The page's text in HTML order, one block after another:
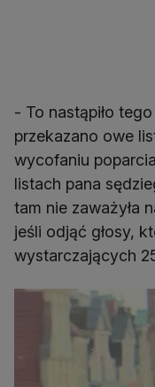
- To nastąpiło
przekazano owe
wycofaniu
listach pana
tam nie zaważyła
jeśli odjąć głosy,
wystarczających